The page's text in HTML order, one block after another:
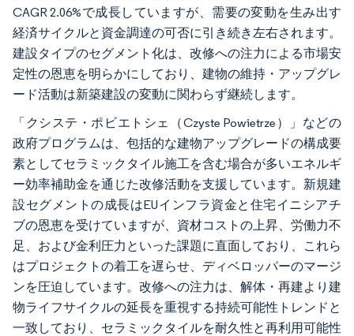
CAGR 2.06%で成長していますが、需要の変動を生み出す
経済サイクルと資金調達の可否に引き続き左右されます。
建設タイプのセグメント化は、改修への注力による市場安
定性の恩恵を明らかにしており、建物の維持・アップグレ
ード活動は新築建設の変動に関わらず継続します。
「クシステ・ポビエトシェ（Czyste Powietrze）」などの
政府プログラムは、包括的な建物アップグレードの構成要
素としてセラミックタイル施工を含む場合が多いエネルギ
ー効率補助金を通じた改修活動を支援しています。新規建
設セグメントの成長はEUインフラ資金と住宅イニシアチ
ブの恩恵を受けていますが、資材コストの上昇、労働力不
足、および金利圧力といった課題に直面しており、これら
はプロジェクトの着工を遅らせ、ディベロッパーのマージ
ンを圧迫しています。改修への注力は、解体・再建より建
物ライフサイクルの延長を重視する持続可能性トレンドと
一致しており、セラミックタイルを耐久性と再利用可能性